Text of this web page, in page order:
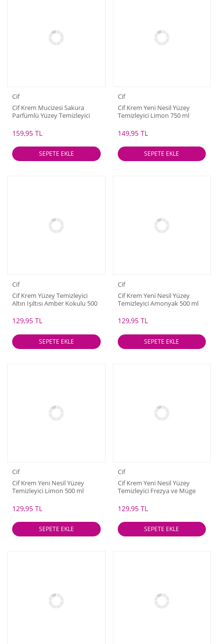
Cif
Cif Krem Mucizesi Sakura
Parfümlü Yüzey Temizleyici
159,95 TL
SEPETE EKLE
Cif
Cif Krem Yeni Nesil Yüzey
Temizleyici Limon 750 ml
149,95 TL
SEPETE EKLE
Cif
Cif Krem Yüzey Temizleyici
Altın Işıltısı Amber Kokulu 500
129,95 TL
SEPETE EKLE
Cif
Cif Krem Yeni Nesil Yüzey
Temizleyici Amonyak 500 ml
129,95 TL
SEPETE EKLE
Cif
Cif Krem Yeni Nesil Yüzey
Temizleyici Limon 500 ml
129,95 TL
SEPETE EKLE
Cif
Cif Krem Yeni Nesil Yüzey
Temizleyici Frezya ve Müge
129,95 TL
SEPETE EKLE